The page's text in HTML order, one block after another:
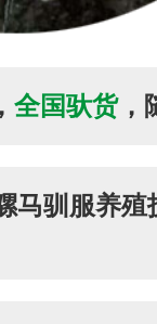
全国驮货，
马驯服养殖